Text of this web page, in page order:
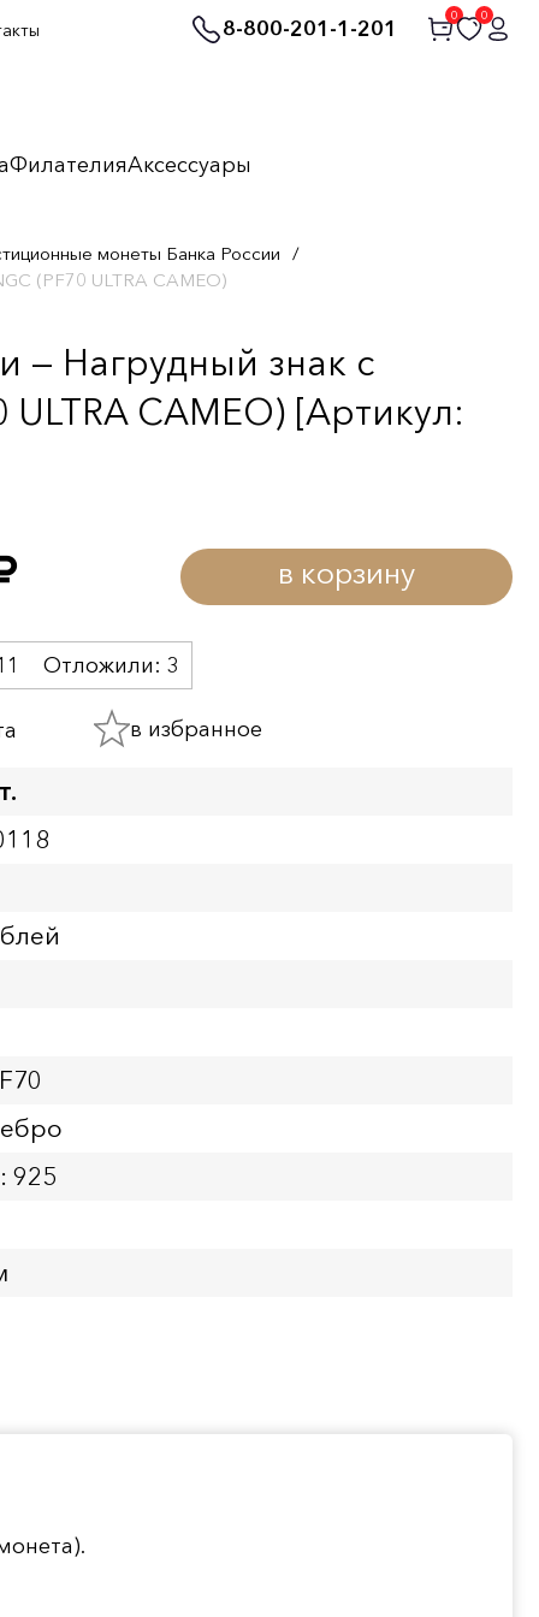
8-800-201-1-201
0 0
ФилателияАксессуары
монеты Банка России /
(PF70 ULTRA CAMEO)
— Нагрудный знак с
CAMEO) [Артикул:
в корзину
Отложили: 3
в избранное
925